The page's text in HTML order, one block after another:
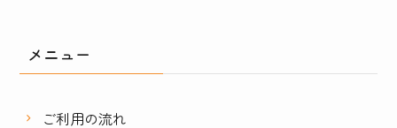
メニュー
ご利用の流れ